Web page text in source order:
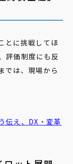
とに挑戦してほ
評価制度にも反
では、現場から
伝え、DX・変革